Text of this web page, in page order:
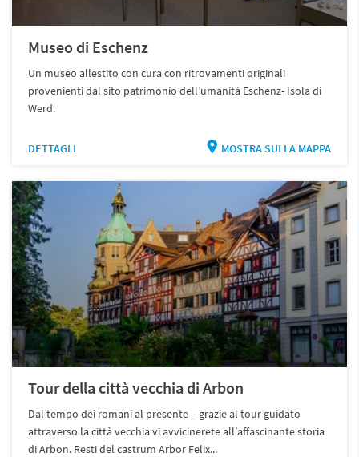
Museo di Eschenz
Un museo allestito con cura con ritrovamenti originali
provenienti dal sito patrimonio dell’umanità Eschenz- Isola di
Werd.
DETTAGLI MOSTRA SULLA MAPPA
Tour della città vecchia di Arbon
Dal tempo dei romani al presente – grazie al tour guidato
attraverso la città vecchia vi avvicinerete all’affascinante storia
di Arbon. Resti del castrum Arbor Felix...